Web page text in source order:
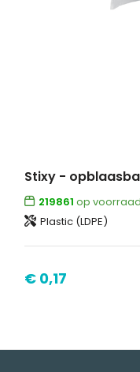
Stixy -
219861 op voorraad
Plastic (LDPE)
€ 0,17